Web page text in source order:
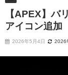
【APEX】バ
アイコン追加
2026年5月4日 2026